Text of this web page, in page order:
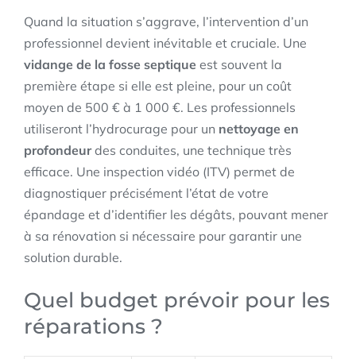
Quand la situation s’aggrave, l’intervention d’un
professionnel devient inévitable et cruciale. Une
vidange de la fosse septique est souvent la
première étape si elle est pleine, pour un coût
moyen de 500 € à 1 000 €. Les professionnels
utiliseront l’hydrocurage pour un nettoyage en
profondeurdes conduites, une technique très
efficace. Une inspection vidéo (ITV) permet de
diagnostiquer précisément l’état de votre
épandage et d’identifier les dégâts, pouvant mener
à sa rénovation si nécessaire pour garantir une
solution durable.
Quel budget prévoir pour les
réparations ?